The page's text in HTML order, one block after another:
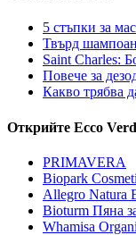
5 стъпки за
Твърд шампоан
Saint Charles:
Повече за
Какво трябва
Открийте Ecco
PRIMAVERA
Biopark
Allegro Natura
Bioturm Пяна
Whamisa